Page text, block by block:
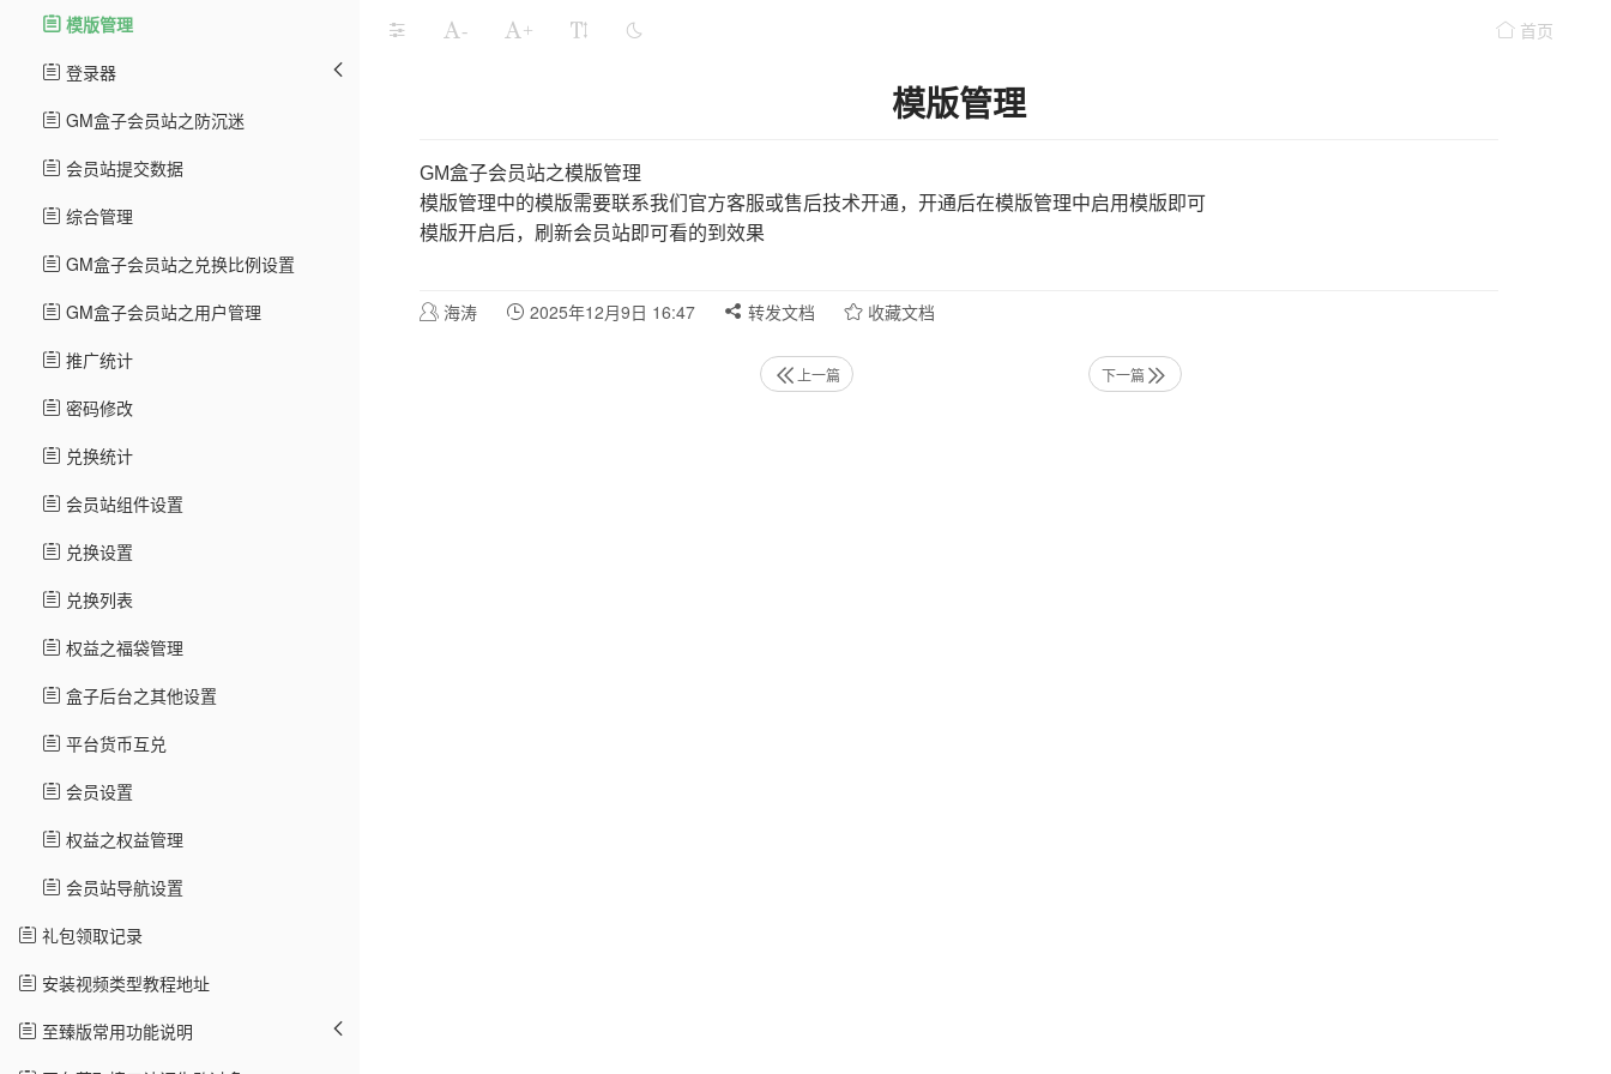
模版管理
登录器
GM盒子会员站之防沉迷
会员站提交数据
综合管理
GM盒子会员站之兑换比例设置
GM盒子会员站之用户管理
推广统计
密码修改
兑换统计
会员站组件设置
兑换设置
兑换列表
权益之福袋管理
盒子后台之其他设置
平台货币互兑
会员设置
权益之权益管理
会员站导航设置
礼包领取记录
安装视频类型教程地址
至臻版常用功能说明
- + 首页
模版管理
GM盒子会员站之模版管理
模版管理中的模版需要联系我们官方客服或售后技术开通，开通后在模版管理中启用模版即可
模版开启后，刷新会员站即可看的到效果
海涛 2025年12月9日 16:47 转发文档 收藏文档
上一篇 下一篇